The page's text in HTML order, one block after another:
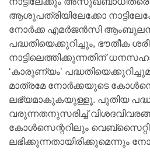
ആശുപത്രിയിലേക്കോ
നോർക്ക എമർജൻസി
പദ്ധതിയെക്കുറിച്ചും, ഭൗതീക
നാട്ടിലെത്തിക്കുന്നതിന്
‘കാരുണ്യം’
മാത്രമേ നോർക്കയുടെ
ലഭ്യമാകുകയുള്ളൂ. പുതിയ
വരുന്നതനുസരിച്ച്
കോൾസെന്ററിലും
ലഭിക്കുന്നതായിരിക്കുമെന്നും